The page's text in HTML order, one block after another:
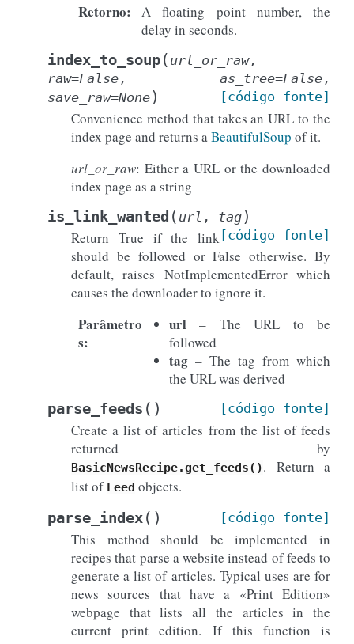
Retorno:
A floating point number, the
delay in seconds.
index_to_soup( url_or_raw,
raw=False , as_tree=False ,
save_raw=None) [código fonte]
Convenience method that takes an URL to the
index page and returns aBeautifulSoup of it.
url_or_raw: Either a URL or the downloaded
index page as a string
is_link_wanted ( url , tag)
[código fonte]
Return True if the link
should be followed or False otherwise. By
default, raises NotImplementedError which
causes the downloader to ignore it.
Parâmetro
s:
url– The URL to be
followed
tag– The tag from which
the URL was derived
parse_feeds ( ) [código fonte]
Create a list of articles from the list of feeds
returned by
BasicNewsRecipe.get_feeds(). Return a
list of Feed objects.
parse_index( ) [código fonte]
This method should be implemented in
recipes that parse a website instead of feeds to
generate a list of articles. Typical uses are for
news sources that have a «Print Edition»
webpage that lists all the articles in the
current print edition. If this function is